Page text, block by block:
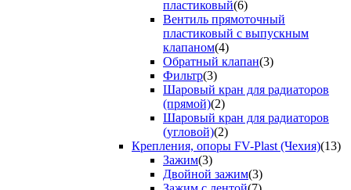
пластиковый(6)
Вентиль прямоточный
пластиковый с выпускным
клапаном(4)
Обратный клапан(3)
Фильтр(3)
Шаровый кран для радиаторов
(прямой)(2)
Шаровый кран для радиаторов
(угловой)(2)
Крепления, опоры FV-Plast (Чехия)(13)
Зажим(3)
Двойной зажим(3)